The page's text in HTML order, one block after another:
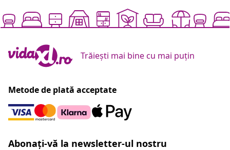
Trăiești mai bine cu mai puțin
Metode de plată acceptate
Abonați-vă la newsletter-ul nostru